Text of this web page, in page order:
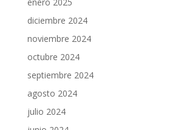
diciembre 2024
noviembre 2024
octubre 2024
septiembre 2024
agosto 2024
julio 2024